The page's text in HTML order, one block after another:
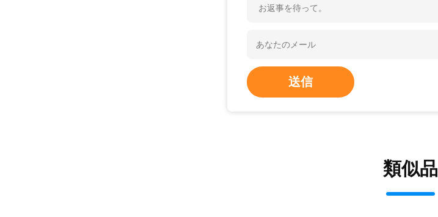
お返事を待って。
送信
類似品